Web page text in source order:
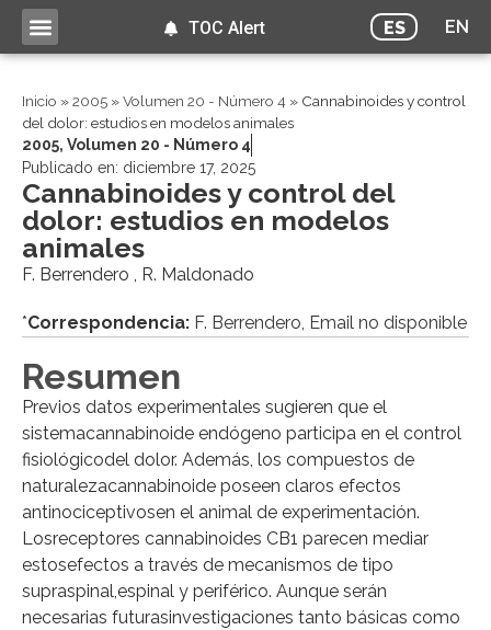
ES EN
TOC Alert
Inicio »2005 »Volumen 20 - Número 4 » Cannabinoides y control
del dolor: estudios en modelos animales
2005, Volumen 20 - Número 4
Publicado en: diciembre 17, 2025
Cannabinoides y control del
dolor: estudios en modelos
animales
F. Berrendero , R. Maldonado
*Correspondencia: F. Berrendero, Email no disponible
Resumen
Previos datos experimentales sugieren que el
sistemacannabinoide endógeno participa en el control
fisiológicodel dolor. Además, los compuestos de
naturalezacannabinoide poseen claros efectos
antinociceptivosen el animal de experimentación.
Losreceptores cannabinoides CB1 parecen mediar
estosefectos a través de mecanismos de tipo
supraspinal,espinal y periférico. Aunque serán
necesarias futurasinvestigaciones tanto básicas como